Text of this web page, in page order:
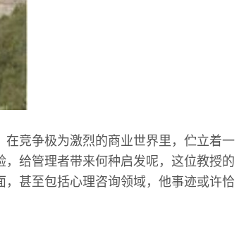
竞争极为激烈的商业世界里，伫立着一
给管理者带来何种启发呢，这位教授的
甚至包括心理咨询领域，他事迹或许恰